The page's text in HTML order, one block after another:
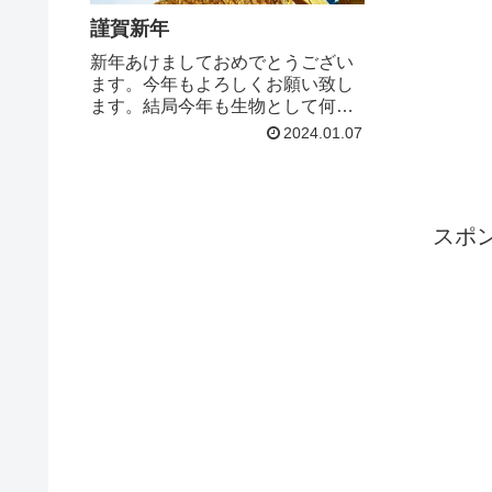
謹賀新年
新年あけましておめでとうござい
ます。今年もよろしくお願い致し
ます。結局今年も生物として何と
か生き残ることが年初においては
2024.01.07
スポ